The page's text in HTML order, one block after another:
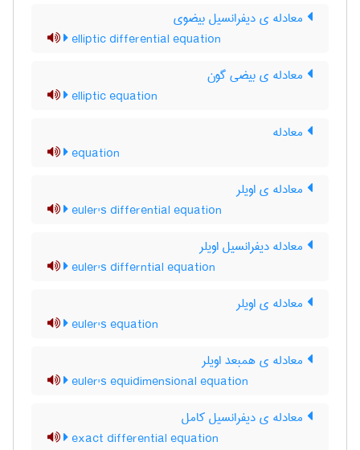
معادله ی دیفرانسیل بیضوی
elliptic differential equation
معادله ی بیضی گون
elliptic equation
معادله
equation
معادله ی اویلر
euler's differential equation
معادله دیفرانسیل اویلر
euler's differntial equation
معادله ی اویلر
euler's equation
معادله ی همبعد اویلر
euler's equidimensional equation
معادله ی دیفرانسیل کامل
exact differential equation